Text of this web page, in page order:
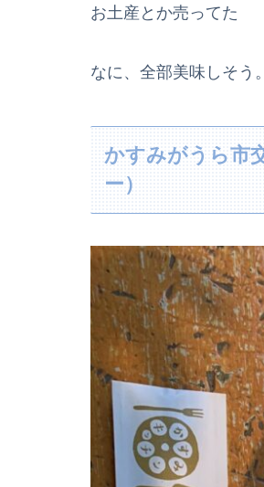
お土産とか売ってた
なに、全部美味しそう。
かすみがうら市
ー）